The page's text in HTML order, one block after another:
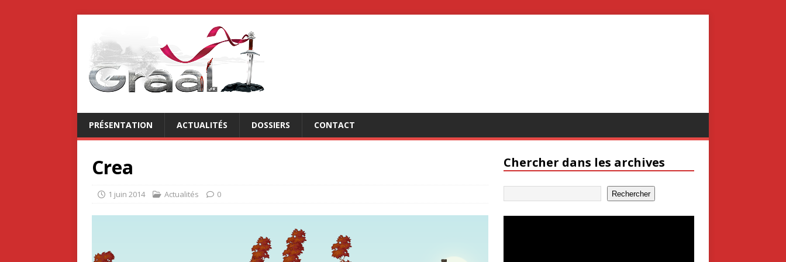
PRÉSENTATION ACTUALITÉS DOSSIERS CONTACT
Crea
1 juin 2014 Actualités 0
Chercher dans les archives
Rechercher